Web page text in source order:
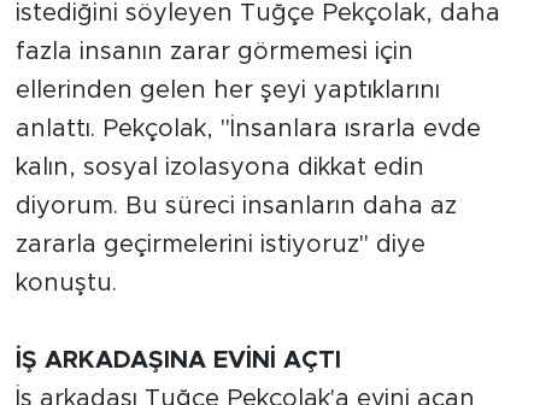
istediğini söyleyen Tuğçe Pekçolak, daha
fazla insanın zarar görmemesi için
ellerinden gelen her şeyi yaptıklarını
anlattı. Pekçolak, "İnsanlara ısrarla evde
kalın, sosyal izolasyona dikkat edin
diyorum. Bu süreci insanların daha az
zararla geçirmelerini istiyoruz" diye
konuştu.
İŞ ARKADAŞINA EVİNİ AÇTI
İş arkadaşı Tuğçe Pekçolak'a evini açan